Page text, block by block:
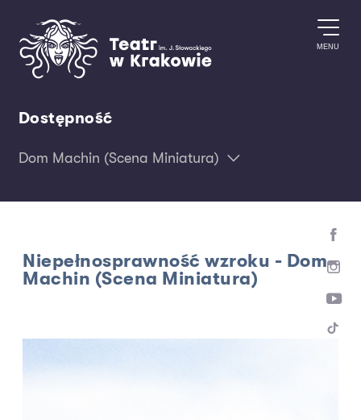
MENU
Dostępność
Dom Machin (Scena Miniatura)
Niepełnosprawność wzroku - Dom
Machin (Scena Miniatura)